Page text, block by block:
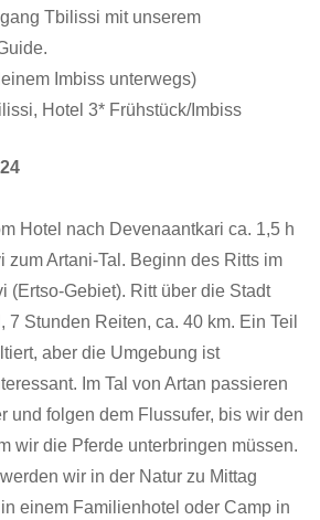
Tbilissi mit unserem
Imbiss unterwegs)
Hotel 3* Frühstück/Imbiss
Hotel nach Devenaantkari ca. 1,5 h
zum Artani-Tal. Beginn des Ritts im
(Ertso-Gebiet). Ritt über die Stadt
7 Stunden Reiten, ca. 40 km. Ein Teil
aber die Umgebung ist
Im Tal von Artan passieren
und folgen dem Flussufer, bis wir den
wir die Pferde unterbringen müssen.
wir in der Natur zu Mittag
einem Familienhotel oder Camp in